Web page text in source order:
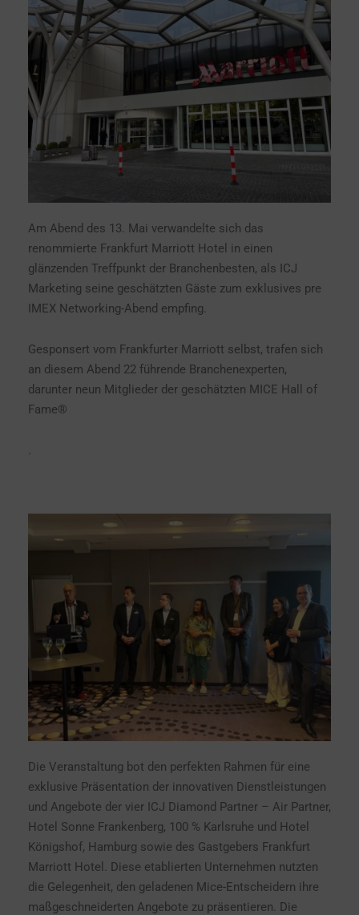
Am Abend des 13. Mai verwandelte sich das
renommierte Frankfurt Marriott Hotel in einen
glänzenden Treffpunkt der Branchenbesten, als ICJ
Marketing seine geschätzten Gäste zum exklusives pre
IMEX Networking-Abend empfing.
Gesponsert vom Frankfurter Marriott selbst, trafen sich
an diesem Abend 22 führende Branchenexperten,
darunter neun Mitglieder der geschätzten MICE Hall of
Fame®
.
Die Veranstaltung bot den perfekten Rahmen für eine
exklusive Präsentation der innovativen Dienstleistungen
und Angebote der vier ICJ Diamond Partner – Air Partner,
Hotel Sonne Frankenberg, 100 % Karlsruhe und Hotel
Königshof, Hamburg sowie des Gastgebers Frankfurt
Marriott Hotel. Diese etablierten Unternehmen nutzten
die Gelegenheit, den geladenen Mice-Entscheidern ihre
maßgeschneiderten Angebote zu präsentieren. Die